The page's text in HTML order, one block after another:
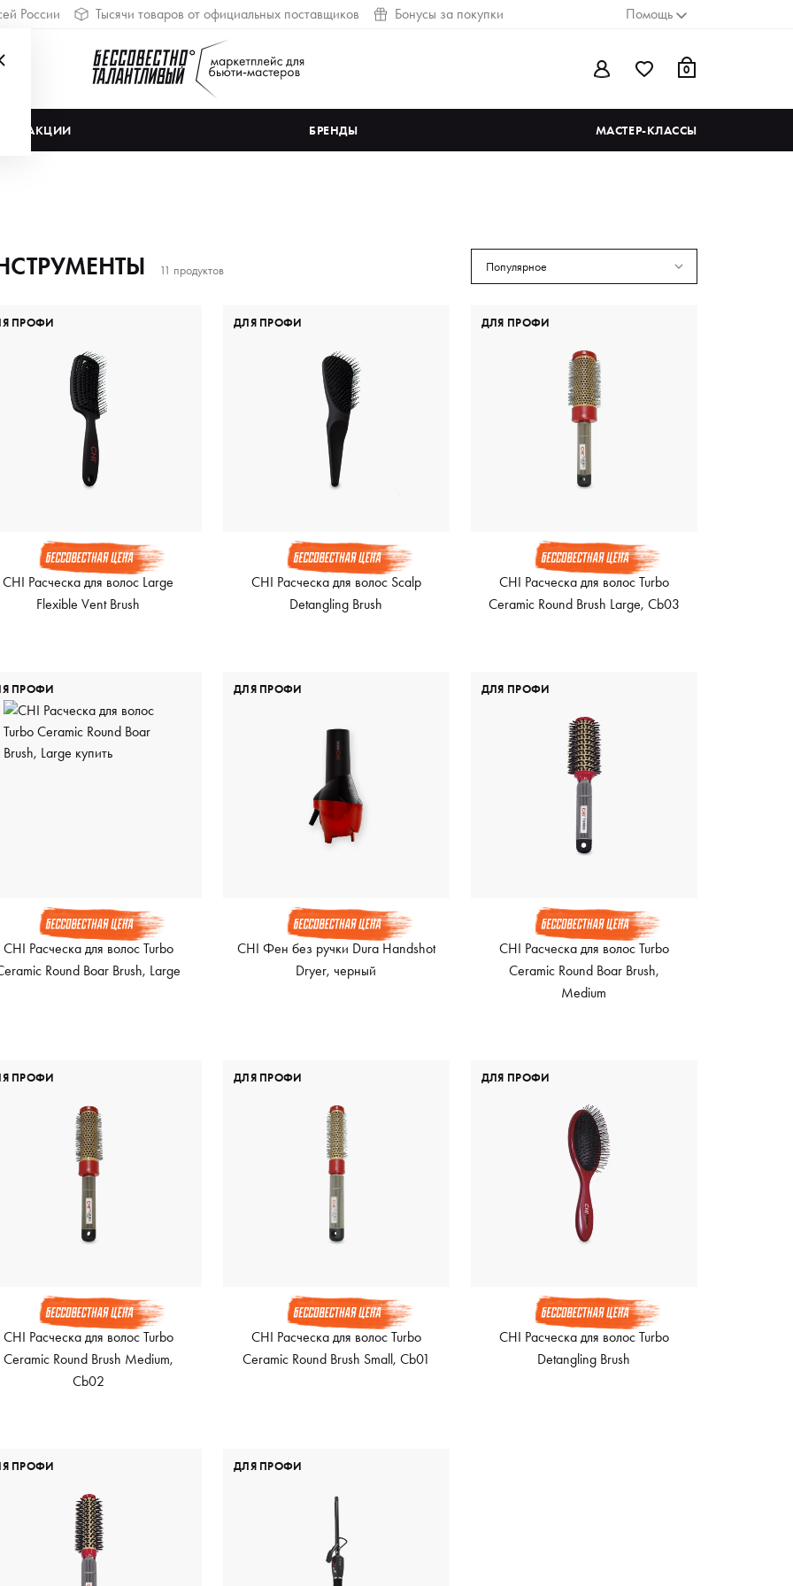
России Тысячи товаров от официальных поставщиков Бонусы за покупки Помощь
0
АКЦИИ БРЕНДЫ МАСТЕР-КЛАССЫ
11 продуктов Популярное
CHI Расческа для волос Large
Flexible Vent Brush
ПРОФИ
CHI Расческа для волос Scalp
Detangling Brush
ДЛЯ ПРОФИ
CHI Расческа для волос Turbo
Ceramic Round Brush Large, Cb03
ДЛЯ ПРОФИ
CHI Расческа для волос Turbo
Round Boar Brush, Large
ПРОФИ
CHI Фен без ручки Dura Handshot
Dryer, черный
ДЛЯ ПРОФИ
CHI Расческа для волос Turbo
Ceramic Round Boar Brush,
Medium
ДЛЯ ПРОФИ
CHI Расческа для волос Turbo
Ceramic Round Brush Medium,
Cb02
ПРОФИ
CHI Расческа для волос Turbo
Ceramic Round Brush Small, Cb01
ДЛЯ ПРОФИ
CHI Расческа для волос Turbo
Detangling Brush
ДЛЯ ПРОФИ
ПРОФИ ДЛЯ ПРОФИ